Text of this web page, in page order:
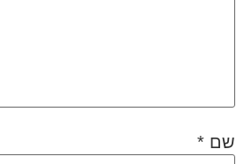
שם *